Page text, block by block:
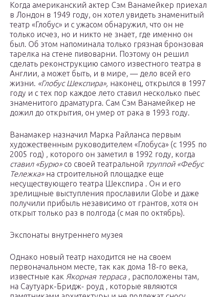
Когда американский актер Сэм Ванамейкер приехал
в Лондон в 1949 году, он хотел увидеть знаменитый
театр «Глобус» и с ужасом обнаружил, что он не
только исчез, но и никто не знает, где именно он
был. Об этом напоминала только грязная бронзовая
тарелка на стене пивоварни. Поэтому он решил
сделать реконструкцию самого известного театра в
Англии, а может быть, и в мире, — дело всей его
жизни. «Глобус Шекспира», наконец, открылся в 1997
году и с тех пор каждое лето ставил несколько пьес
знаменитого драматурга. Сам Сэм Ванамейкер не
дожил до открытия, он умер от рака в 1993 году.
Ванамакер назначил Марка Райланса первым
художественным руководителем «Глобуса» (с 1995 по
2005 год) , которого он заметил в 1992 году, когда
ставил «Бурю»со своей театральной труппой «Фебус
Тележка»на строительной площадке еще
несуществующего театра Шекспира . Он и его
зрелищные выступления прославили Globe и даже
получили прибыль независимо от грантов, хотя он
открыт только раз в полгода (с мая по октябрь).
Экспонаты внутреннего музея
Однако новый театр находится не на своем
первоначальном месте, так как дома 18-го века,
известные как Якорная терраса, расположены там,
на Саутуарк-Бридж- роуд , которые являются